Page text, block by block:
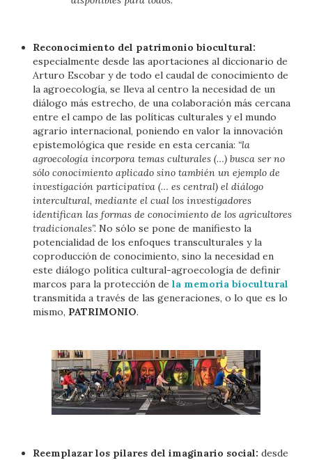
Reconocimiento del patrimonio biocultural:
especialmente desde las aportaciones al diccionario de
Arturo Escobar y de todo el caudal de conocimiento de
la agroecología, se lleva al centro la necesidad de un
diálogo más estrecho, de una colaboración más cercana
entre el campo de las políticas culturales y el mundo
agrario internacional, poniendo en valor la innovación
epistemológica que reside en esta cercanía: “la
agroecología incorpora temas culturales (…) busca ser no
sólo conocimiento aplicado sino también un ejemplo de
investigación participativa (… es central) el diálogo
intercultural, mediante el cual los investigadores
identifican las formas de conocimiento de los agricultores
tradicionales”.No sólo se pone de manifiesto la
potencialidad de los enfoques transculturales y la
coproducción de conocimiento, sino la necesidad en
este diálogo política cultural-agroecología de definir
marcos para la protección dela memoria biocultural
transmitida a través de las generaciones, o lo que es lo
mismo, PATRIMONIO.
Reemplazar los pilares del imaginario social: desde